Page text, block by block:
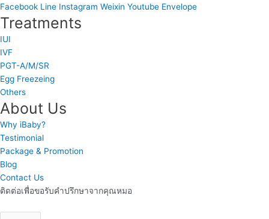
Facebook Line Instagram Weixin Youtube Envelope
Treatments
IUI
IVF
PGT-A/M/SR
Egg Freezeing
Others
About Us
Why iBaby?
Testimonial
Package & Promotion
Blog
Contact Us
ติดต่อเพื่อขอรับคำปรึกษาจากคุณหมอ